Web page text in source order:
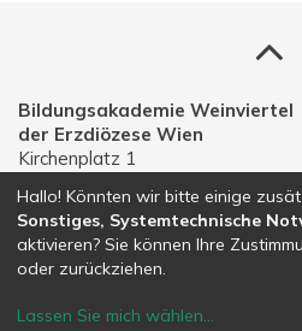
Bildungsakademie Weinviertel
der Erzdiözese Wien
Kirchenplatz 1
Telefon: 02574 30203
E-Mail:
Hallo! Könnten wir bitte einige
Sonstiges, Systemtechnische
aktivieren? Sie können Ihre
oder zurückziehen.
Lassen Sie mich wählen...